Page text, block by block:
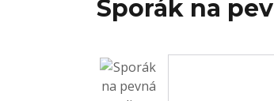
Sporák na